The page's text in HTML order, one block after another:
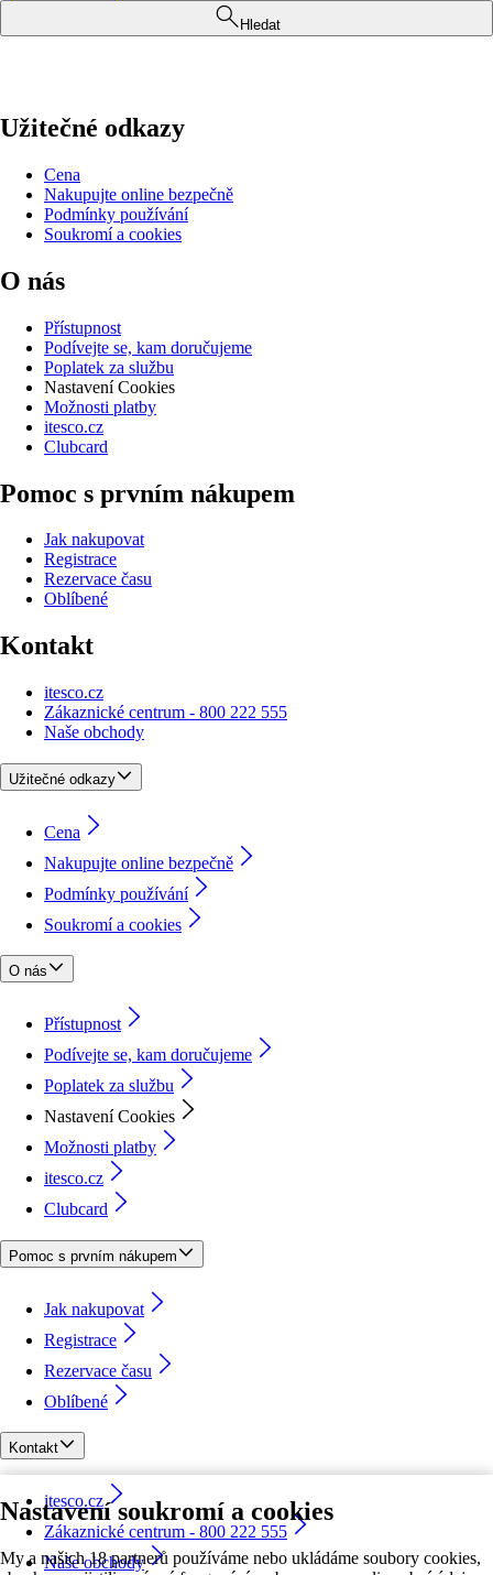
Nastavení soukromí a cookies
My a našich 18 partnerů používáme nebo ukládáme soubory cookies,
Hledat
Užitečné odkazy
Cena
Nakupujte online bezpečně
Podmínky používání
Soukromí a cookies
O nás
Přístupnost
Podívejte se, kam doručujeme
Poplatek za službu
Nastavení Cookies
Možnosti platby
itesco.cz
Clubcard
Pomoc s prvním nákupem
Jak nakupovat
Registrace
Rezervace času
Oblíbené
Kontakt
itesco.cz
Zákaznické centrum - 800 222 555
Naše obchody
Užitečné odkazy
Cena
Nakupujte online bezpečně
Podmínky používání
Soukromí a cookies
O nás
Přístupnost
Podívejte se, kam doručujeme
Poplatek za službu
Nastavení Cookies
Možnosti platby
itesco.cz
Clubcard
Pomoc s prvním nákupem
Jak nakupovat
Registrace
Rezervace času
Oblíbené
Kontakt
itesco.cz
Zákaznické centrum - 800 222 555
Naše obchody